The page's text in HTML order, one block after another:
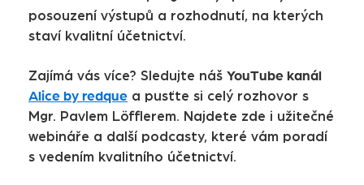
posouzení výstupů a rozhodnutí, na kterých
staví kvalitní účetnictví.
Zajímá vás více? Sledujte náš YouTube kanál
Alice by redque a pusťte si celý rozhovor s
Mgr. Pavlem Löfflerem. Najdete zde i užitečné
webináře a další podcasty, které vám poradí
s vedením kvalitního účetnictví.